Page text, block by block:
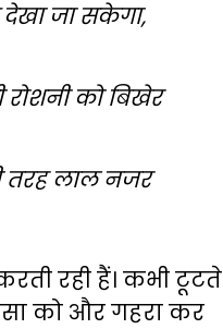
देखा जा सकेगा,
को बिखेर
तरह लाल नजर
रही हैं। कभी टूटते
को और गहरा कर